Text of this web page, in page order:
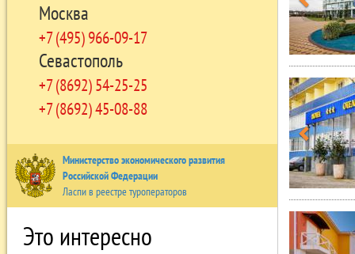
Москва
+7 (495) 966-09-17
Севастополь
+7 (8692) 54-25-25
+7 (8692) 45-08-88
Министерство экономического развития
Российской Федерации
Ласпи в реестре туроператоров
Это интересно